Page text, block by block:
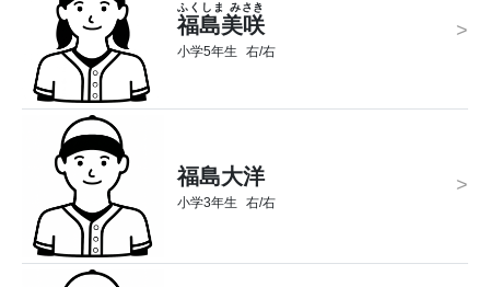
福島美咲
ふくしま みさき
小学5年生 右/右
>
福島大洋
小学3年生 右/右
>